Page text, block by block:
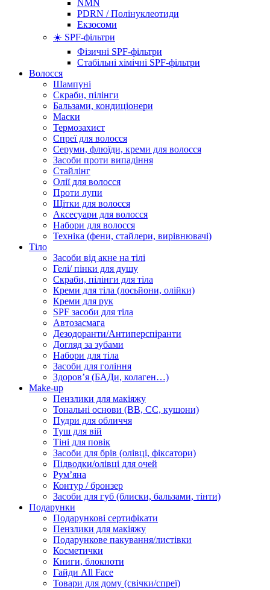
NMN
PDRN / Полінуклеотиди
Екзосоми
☀️ SPF-фільтри
Фізичні SPF-фільтри
Стабільні хімічні SPF-фільтри
Волосся
Шампуні
Скраби, пілінги
Бальзами, кондиціонери
Маски
Термозахист
Спреї для волосся
Серуми, флюїди, креми для волосся
Засоби проти випадіння
Стайлінг
Олії для волосся
Проти лупи
Щітки для волосся
Аксесуари для волосся
Набори для волосся
Техніка (фени, стайлери, вирівнювачі)
Тіло
Засоби від акне на тілі
Гелі/ пінки для душу
Скраби, пілінги для тіла
Креми для тіла (лосьйони, олійки)
Креми для рук
SPF засоби для тіла
Автозасмага
Дезодоранти/Антиперспіранти
Догляд за зубами
Набори для тіла
Засоби для гоління
Здоровʼя (БАДи, колаген…)
Make-up
Пензлики для макіяжу
Тональні основи (BB, CC, кушони)
Пудри для обличчя
Туш для вій
Тіні для повік
Засоби для брів (олівці, фіксатори)
Підводки/олівці для очей
Румʼяна
Контур / бронзер
Засоби для губ (блиски, бальзами, тінти)
Подарунки
Подарункові сертифікати
Пензлики для макіяжу
Подарункове пакування/листівки
Косметички
Книги, блокноти
Гайди All Face
Товари для дому (свічки/спреї)